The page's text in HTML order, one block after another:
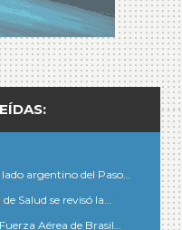
argentino del Paso…
Salud se revisó la…
Aérea de Brasil…